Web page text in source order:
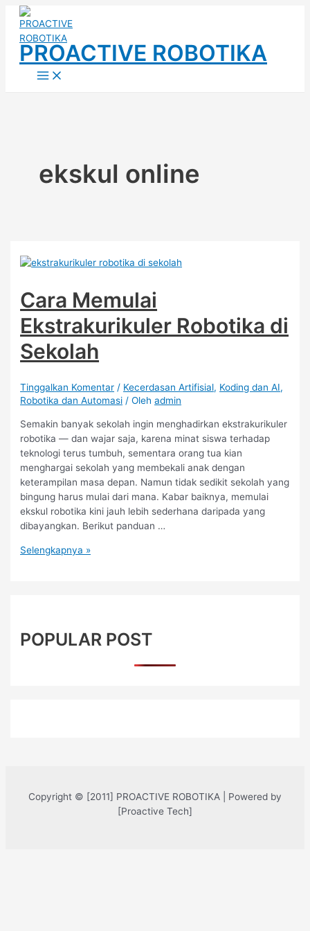
Lewati
konten
PROACTIVE ROBOTIKA
Main
Menu
ekskul online
Cara Memulai
Ekstrakurikuler Robotika di
Sekolah
Tinggalkan Komentar / Kecerdasan Artifisial, Koding dan AI,
Robotika dan Automasi / Olehadmin
Semakin banyak sekolah ingin menghadirkan ekstrakurikuler
robotika — dan wajar saja, karena minat siswa terhadap
teknologi terus tumbuh, sementara orang tua kian
menghargai sekolah yang membekali anak dengan
keterampilan masa depan. Namun tidak sedikit sekolah yang
bingung harus mulai dari mana. Kabar baiknya, memulai
ekskul robotika kini jauh lebih sederhana daripada yang
dibayangkan. Berikut panduan …
Cara
Selengkapnya »
POPULAR POST
Copyright © [2011] PROACTIVE ROBOTIKA | Powered by
[Proactive Tech]